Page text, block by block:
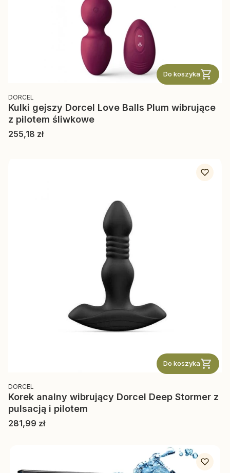
Do koszyka
PRODUCENT
DORCEL
Kulki gejszy Dorcel Love Balls Plum wibrujące
z pilotem śliwkowe
Cena
255,18 zł
Do koszyka
PRODUCENT
DORCEL
Korek analny wibrujący Dorcel Deep Stormer z
pulsacją i pilotem
Cena
281,99 zł